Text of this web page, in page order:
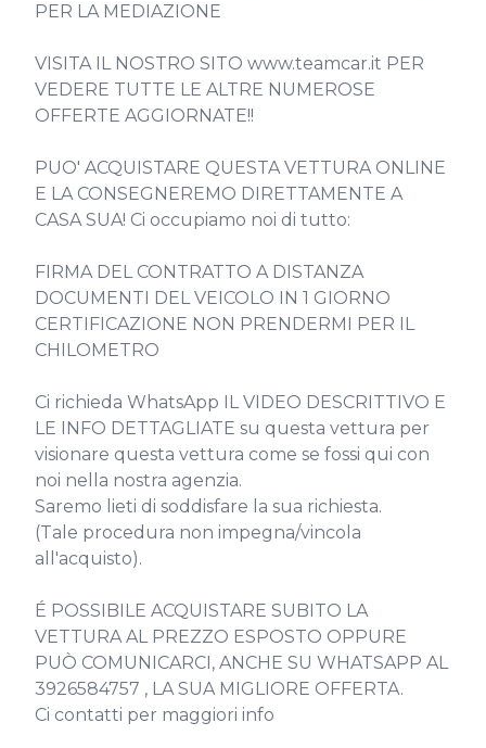
PER LA MEDIAZIONE
VISITA IL NOSTRO SITO www.teamcar.it PER
VEDERE TUTTE LE ALTRE NUMEROSE
OFFERTE AGGIORNATE!!
PUO' ACQUISTARE QUESTA VETTURA ONLINE
E LA CONSEGNEREMO DIRETTAMENTE A
CASA SUA! Ci occupiamo noi di tutto:
FIRMA DEL CONTRATTO A DISTANZA
DOCUMENTI DEL VEICOLO IN 1 GIORNO
CERTIFICAZIONE NON PRENDERMI PER IL
CHILOMETRO
Ci richieda WhatsApp IL VIDEO DESCRITTIVO E
LE INFO DETTAGLIATE su questa vettura per
visionare questa vettura come se fossi qui con
noi nella nostra agenzia.
Saremo lieti di soddisfare la sua richiesta.
(Tale procedura non impegna/vincola
all'acquisto).
É POSSIBILE ACQUISTARE SUBITO LA
VETTURA AL PREZZO ESPOSTO OPPURE
PUÒ COMUNICARCI, ANCHE SU WHATSAPP AL
3926584757 , LA SUA MIGLIORE OFFERTA.
Ci contatti per maggiori info